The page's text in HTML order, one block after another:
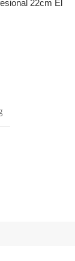
22cm El